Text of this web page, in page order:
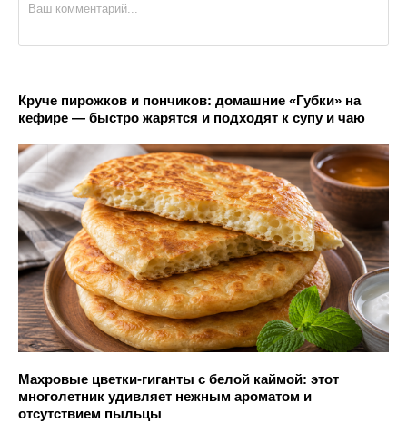
Круче пирожков и пончиков: домашние «Губки» на
кефире — быстро жарятся и подходят к супу и чаю
Махровые цветки-гиганты с белой каймой: этот
многолетник удивляет нежным ароматом и
отсутствием пыльцы